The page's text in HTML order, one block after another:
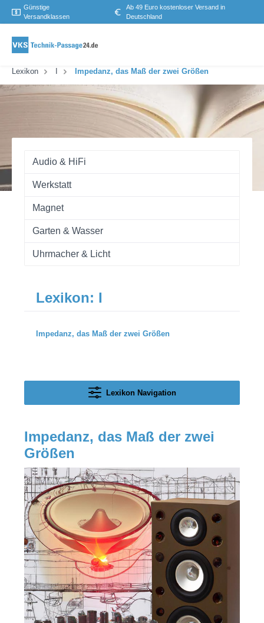
Günstige
Versandklassen
Ab 49 Euro kostenloser Versand in
Deutschland
Lexikon Impedanz, das Maß der zwei Größen
Audio & HiFi
Werkstatt
Magnet
Garten & Wasser
Uhrmacher & Licht
Lexikon: I
Impedanz, das Maß der zwei Größen
Lexikon Navigation
Impedanz, das Maß der zwei
Größen